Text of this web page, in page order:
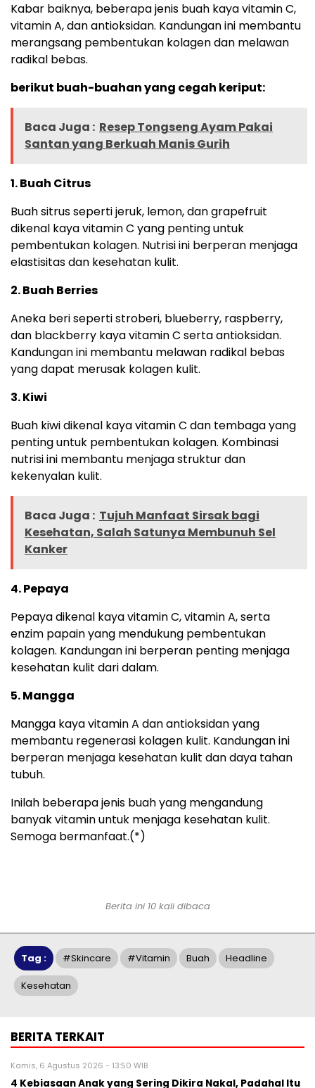
Kabar baiknya, beberapa jenis buah kaya vitamin C,
vitamin A, dan antioksidan. Kandungan ini membantu
merangsang pembentukan kolagen dan melawan
radikal bebas.
berikut buah-buahan yang cegah keriput:
Baca Juga : Resep Tongseng Ayam Pakai
Santan yang Berkuah Manis Gurih
1. Buah Citrus
Buah sitrus seperti jeruk, lemon, dan grapefruit
dikenal kaya vitamin C yang penting untuk
pembentukan kolagen. Nutrisi ini berperan menjaga
elastisitas dan kesehatan kulit.
2. Buah Berries
Aneka beri seperti stroberi, blueberry, raspberry,
dan blackberry kaya vitamin C serta antioksidan.
Kandungan ini membantu melawan radikal bebas
yang dapat merusak kolagen kulit.
3. Kiwi
Buah kiwi dikenal kaya vitamin C dan tembaga yang
penting untuk pembentukan kolagen. Kombinasi
nutrisi ini membantu menjaga struktur dan
kekenyalan kulit.
Baca Juga : Tujuh Manfaat Sirsak bagi
Kesehatan, Salah Satunya Membunuh Sel
Kanker
4. Pepaya
Pepaya dikenal kaya vitamin C, vitamin A, serta
enzim papain yang mendukung pembentukan
kolagen. Kandungan ini berperan penting menjaga
kesehatan kulit dari dalam.
5. Mangga
Mangga kaya vitamin A dan antioksidan yang
membantu regenerasi kolagen kulit. Kandungan ini
berperan menjaga kesehatan kulit dan daya tahan
tubuh.
Inilah beberapa jenis buah yang mengandung
banyak vitamin untuk menjaga kesehatan kulit.
Semoga bermanfaat.(*)
Berita ini 10 kali dibaca
Tag : #skincare #vitamin Buah Headline
Kesehatan
BERITA TERKAIT
Kamis, 6 Agustus 2026 - 13:50 WIB
4 Kebiasaan Anak yang Sering Dikira Nakal, Padahal Itu